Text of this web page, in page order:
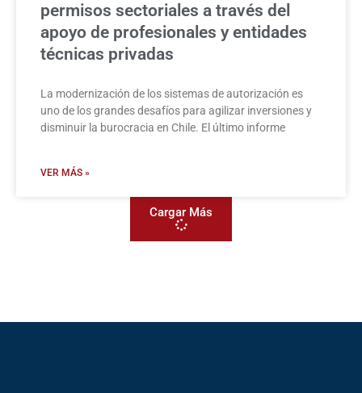
permisos sectoriales a través del
apoyo de profesionales y entidades
técnicas privadas
La modernización de los sistemas de autorización es
uno de los grandes desafíos para agilizar inversiones y
disminuir la burocracia en Chile. El último informe
VER MÁS »
Cargar Más